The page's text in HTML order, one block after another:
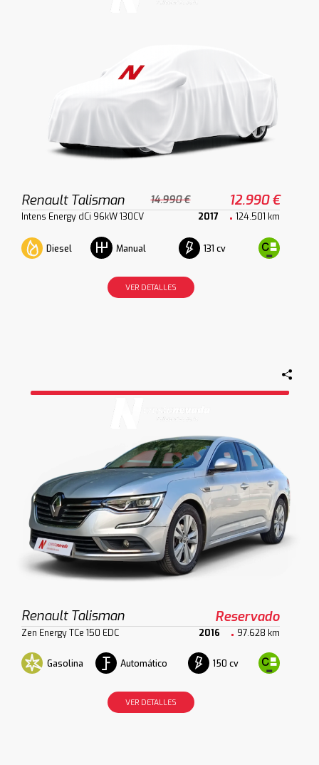
Renault Talisman 14.990 € 12.990 €
Intens Energy dCi 96kW 130CV 2017 124.501 km
Diesel Manual 131 cv
VER DETALLES
Renault Talisman Reservado
Zen Energy TCe 150 EDC 2016 97.628 km
Gasolina Automático 150 cv
VER DETALLES